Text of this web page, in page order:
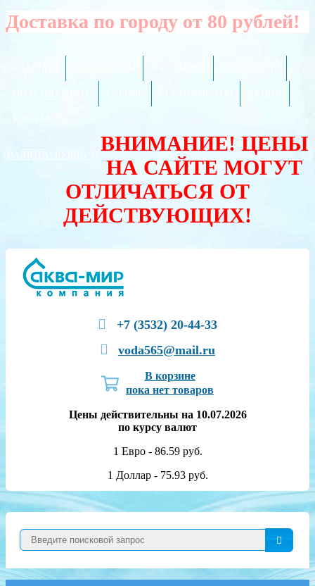
Доставка по городу от 80 рублей!
ВАЛЮТА:
ВНИМАНИЕ! ЦЕНЫ
НА САЙТЕ МОГУТ
ОТЛИЧАТЬСЯ ОТ
ДЕЙСТВУЮЩИХ!
+7 (3532) 20-44-33
voda565@mail.ru
В корзине
пока нет товаров
Цены действительны на 10.07.2026
по курсу валют
1 Евро - 86.59 руб.
1 Доллар - 75.93 руб.